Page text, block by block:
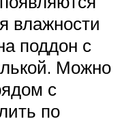
влажности
поддон с
Можно
с
по